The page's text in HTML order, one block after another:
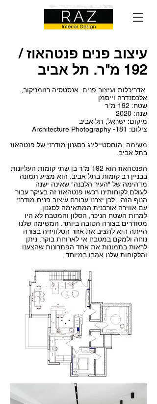
עיצוב פנים פנטהאוז /
192 מ"ר. תל אביב
​אדריכלות ועיצוב פנים: אנסטסיה רזומניקוב,
אלכסנדרה וייסמן
שטח: 192 מ"ר
שנה: 2020
מיקום: ישראל, תל אביב
צילום: 181- Architecture Photography
משימה: הוםסטיילינג בסגנון מודרני של פנטהאוז
בתל אביב.
הפנטהאוז הוא 192 מ"ר בן שתי קומות העליונות
בבניין רב קומות בתל אביב. הוא מציע תמונה
מדהימה של "העיר הלבנה" שאינה ישנה
לעולם.לקוחותינו רכשו פנטהאוז זה בעיקר עבור
הנוף הזה . לכן יצרנו עבורם עיצוב פנים מודרני
עם אווירה אורבנית המתאימה לסגנון.
למרות השטח הניכר, הסלון והמטבח לא היו
מסודרים בצורה הטובה ביותר. המשימה שלנו
הייתה היא להציב את אזור הטלוויזיה בצורה
נוחה ולמקם במטבח אי לארוחת בוקר. ניתן
לראות בתמונות את אחד הפתרונות שהצענו
והלקוחות שלנו אהבו במיוחד.